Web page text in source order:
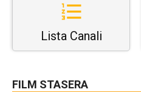
Lista Canali
FILM STASERA